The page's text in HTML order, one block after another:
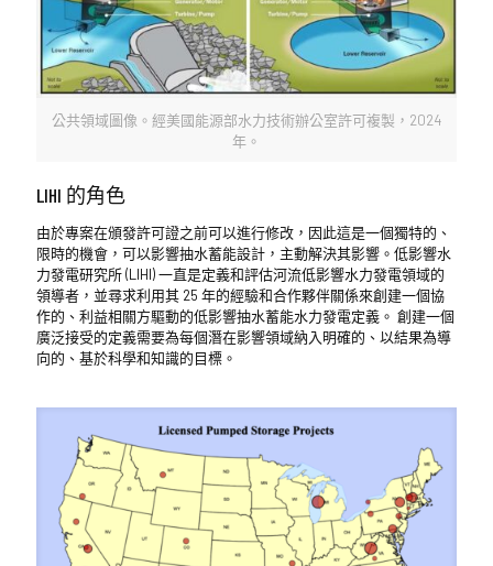
公共領域圖像。經美國能源部水力技術辦公室許可複製，2024
年。
LIHI 的角色
由於專案在頒發許可證之前可以進行修改，因此這是一個獨特的、
限時的機會，可以影響抽水蓄能設計，主動解決其影響。低影響水
力發電研究所 (LIHI) 一直是定義和評估河流低影響水力發電領域的
領導者，並尋求利用其 25 年的經驗和合作夥伴關係來創建一個協
作的、利益相關方驅動的低影響抽水蓄能水力發電定義。 創建一個
廣泛接受的定義需要為每個潛在影響領域納入明確的、以結果為導
向的、基於科學和知識的目標。